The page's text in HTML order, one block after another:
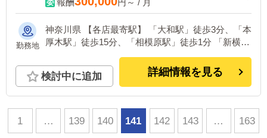
勤務地
神奈川県 【各店最寄駅】 「大和駅」徒歩3分、「本
厚木駅」徒歩15分、「相模原駅」徒歩1分 「新横浜
徒歩3分
検討中に追加 詳細情報を見る
1 … 139 140 141 142 143 … 163